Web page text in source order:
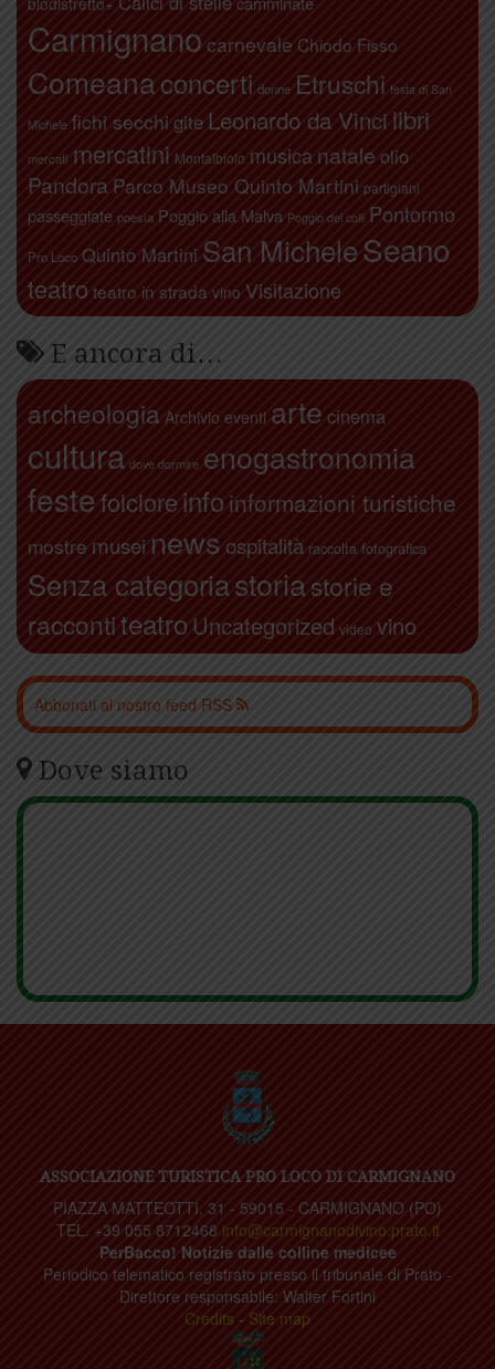
Carmignano carnevale Chiodo Fisso
Comeanaconcerti donne Etruschi festa di San
Michele fichi secchi gite Leonardo da Vinci libri
mercati mercatini Montalbiolo musica natale olio
Pandora Parco Museo Quinto Martini partigiani
passeggiate poesia Poggio alla Malva Poggio dei colli Pontormo
Pro Loco Quinto Martini San MicheleSeano
teatro teatro in strada vino Visitazione
E ancora di…
archeologia Archivio eventi arte cinema
cultura dove dormire enogastronomia
festefolcloreinfo informazioni turistiche
mostre musei news ospitalità raccolta fotografica
Senza categoriastoriastorie e
raccontiteatro Uncategorized video vino
Abbonati al nostro feed RSS
Dove siamo
ASSOCIAZIONE TURISTICA PRO LOCO DI CARMIGNANO
PIAZZA MATTEOTTI, 31 - 59015 - CARMIGNANO (PO)
TEL. +39 055 8712468 info@carmignanodivino.prato.it
PerBacco! Notizie dalle colline medicee
Periodico telematico registrato presso il tribunale di Prato -
Direttore responsabile: Walter Fortini
Credits - Site map